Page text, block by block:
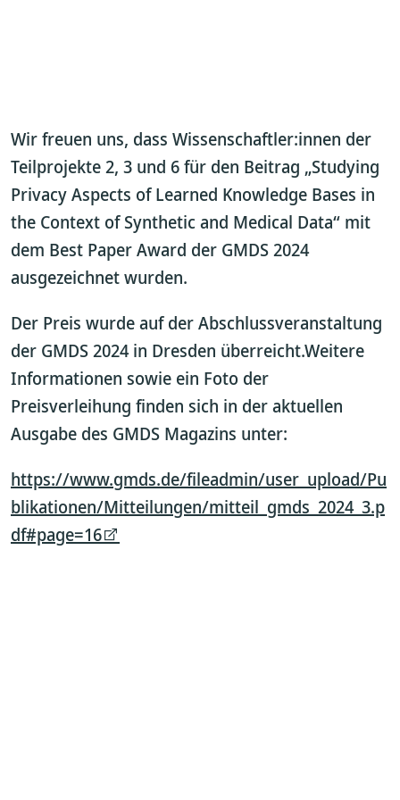
Wir freuen uns, dass Wissenschaftler:innen der
Teilprojekte 2, 3 und 6 für den Beitrag „Studying
Privacy Aspects of Learned Knowledge Bases in
the Context of Synthetic and Medical Data“ mit
dem Best Paper Award der GMDS 2024
ausgezeichnet wurden.
Der Preis wurde auf der Abschlussveranstaltung
der GMDS 2024 in Dresden überreicht.Weitere
Informationen sowie ein Foto der
Preisverleihung finden sich in der aktuellen
Ausgabe des GMDS Magazins unter:
https://www.gmds.de/fileadmin/user_upload/Pu
blikationen/Mitteilungen/mitteil_gmds_2024_3.p
df#page=16